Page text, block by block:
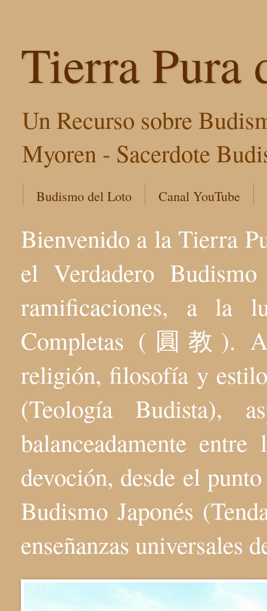
Tierra Pura
Un Recurso sobre
Myoren - Sacerdote
Budismo del Loto Canal YouTube
Bienvenido a la Tierra
el Verdadero
ramificaciones, a la
Completas (圓教).
religión, filosofía y
(Teología Budista),
balanceadamente
devoción, desde el
Budismo Japonés
enseñanzas universales